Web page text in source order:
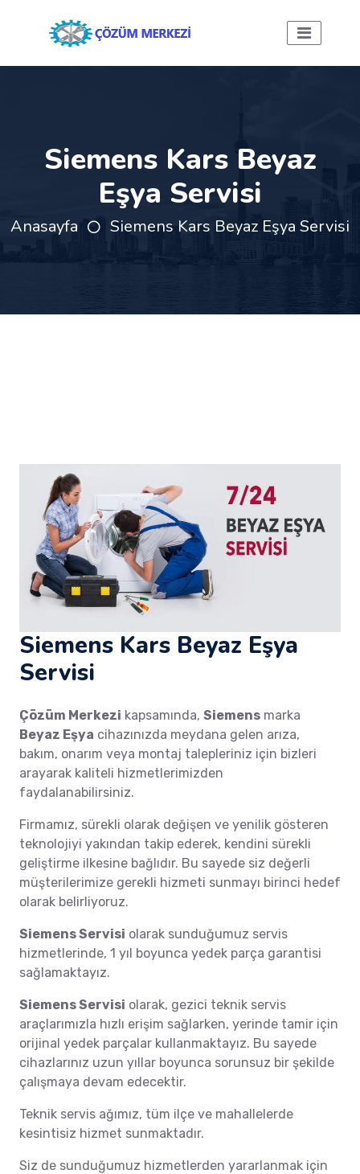
Siemens Kars Beyaz
Eşya Servisi
Anasayfa Siemens Kars Beyaz Eşya Servisi
Siemens Kars Beyaz Eşya
Servisi
Çözüm Merkezi kapsamında, Siemens marka
Beyaz Eşya cihazınızda meydana gelen arıza,
bakım, onarım veya montaj talepleriniz için bizleri
arayarak kaliteli hizmetlerimizden
faydalanabilirsiniz.
Firmamız, sürekli olarak değişen ve yenilik gösteren
teknolojiyi yakından takip ederek, kendini sürekli
geliştirme ilkesine bağlıdır. Bu sayede siz değerli
müşterilerimize gerekli hizmeti sunmayı birinci hedef
olarak belirliyoruz.
Siemens Servisi olarak sunduğumuz servis
hizmetlerinde, 1 yıl boyunca yedek parça garantisi
sağlamaktayız.
Siemens Servisi olarak, gezici teknik servis
araçlarımızla hızlı erişim sağlarken, yerinde tamir için
orijinal yedek parçalar kullanmaktayız. Bu sayede
cihazlarınız uzun yıllar boyunca sorunsuz bir şekilde
çalışmaya devam edecektir.
Teknik servis ağımız, tüm ilçe ve mahallelerde
kesintisiz hizmet sunmaktadır.
Siz de sunduğumuz hizmetlerden yararlanmak için